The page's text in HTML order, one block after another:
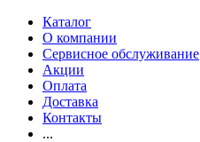
Каталог
О компании
Сервисное обслуживание
Акции
Оплата
Доставка
Контакты
...